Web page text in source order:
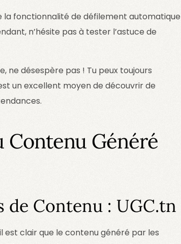
la fonctionnalité de défilement automatique
n’hésite pas à tester l’astuce de
ne désespère pas ! Tu peux toujours
un excellent moyen de découvrir de
Contenu Généré
de Contenu : UGC.tn
est clair que le contenu généré par les